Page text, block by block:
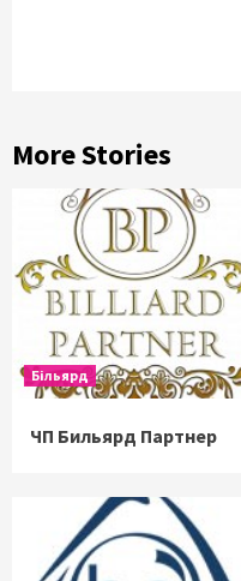
More Stories
Більярд
ЧП Бильярд Партнер